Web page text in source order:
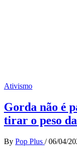
Ativismo
Gorda não é
tirar o peso
By Pop Plus / 06/04/